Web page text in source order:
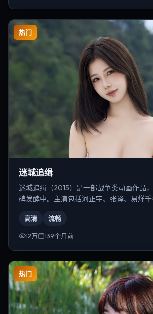
热门
迷城追缉
迷城追缉（2015）是一部战争类动画作品
碑发酵中。主演包括河正宇、张译、易烊
高清 流畅
12万 139个月前
热门